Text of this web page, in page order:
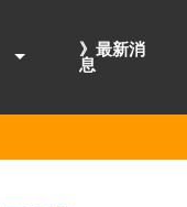
》最新消
息